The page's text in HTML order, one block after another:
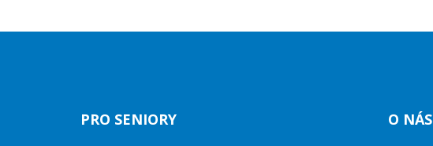
PRO SENIORY O NÁS